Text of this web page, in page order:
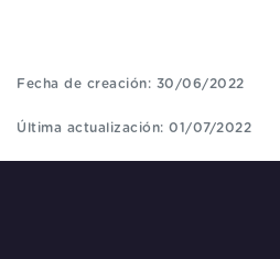
Fecha de creación: 30/06/2022
Última actualización: 01/07/2022